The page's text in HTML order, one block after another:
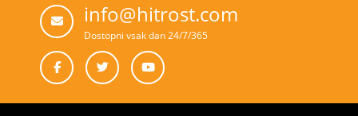
info@hitrost.com
Dostopni vsak dan 24/7/365